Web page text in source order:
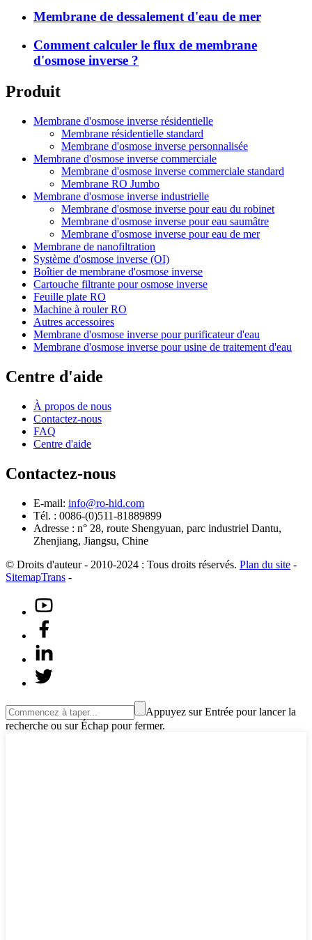
Membrane de dessalement d'eau de mer
Comment calculer le flux de membrane
d'osmose inverse ?
Produit
Membrane d'osmose inverse résidentielle
Membrane résidentielle standard
Membrane d'osmose inverse personnalisée
Membrane d'osmose inverse commerciale
Membrane d'osmose inverse commerciale standard
Membrane RO Jumbo
Membrane d'osmose inverse industrielle
Membrane d'osmose inverse pour eau du robinet
Membrane d'osmose inverse pour eau saumâtre
Membrane d'osmose inverse pour eau de mer
Membrane de nanofiltration
Système d'osmose inverse (OI)
Boîtier de membrane d'osmose inverse
Cartouche filtrante pour osmose inverse
Feuille plate RO
Machine à rouler RO
Autres accessoires
Membrane d'osmose inverse pour purificateur d'eau
Membrane d'osmose inverse pour usine de traitement d'eau
Centre d'aide
À propos de nous
Contactez-nous
FAQ
Centre d'aide
Contactez-nous
E-mail: info@ro-hid.com
Tél. : 0086-(0)511-81889899
Adresse : n° 28, route Shengyuan, parc industriel Dantu,
Zhenjiang, Jiangsu, Chine
© Droits d'auteur - 2010-2024 : Tous droits réservés. Plan du site -
SitemapTrans -
Appuyez sur Entrée pour lancer la
recherche ou sur Échap pour fermer.